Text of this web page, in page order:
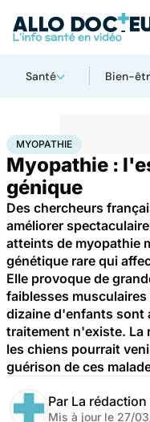
Santé Bien-
AccueilSanté Maladies
MYOPATHIE
Myopathie :
génique
Des chercheurs
améliorer
atteints de myopathie
génétique rare qui
Elle provoque de
faiblesses
dizaine d'enfants sont
traitement n'existe. La
les chiens pourrait
guérison de ces
Par La
Mis à jour le 27/